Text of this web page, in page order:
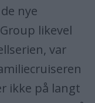
nye
likevel
var
ikke på langt